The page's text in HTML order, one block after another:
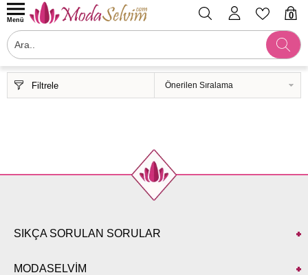
0
Menü
Filtrele
SIKÇA SORULAN SORULAR
MODASELVİM